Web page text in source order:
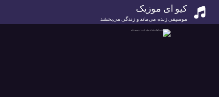
کیو ای موزیک
موسیقی زنده می‌ماند و زندگی می‌بخشد